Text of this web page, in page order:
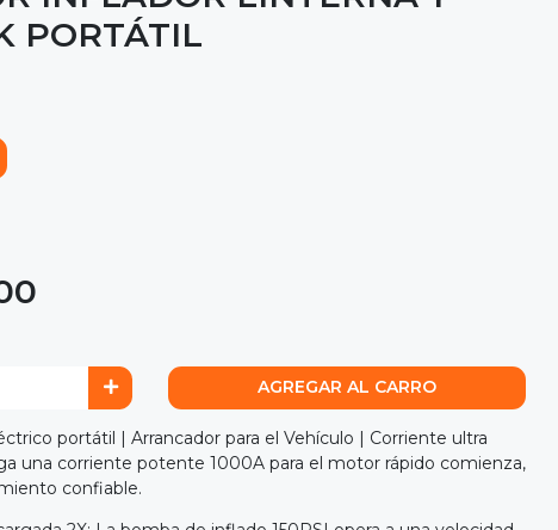
PORTÁTIL
AGREGAR AL CARRO
portátil | Arrancador para el Vehículo | Corriente ultra
una corriente potente 1000A para el motor rápido comienza,
confiable.